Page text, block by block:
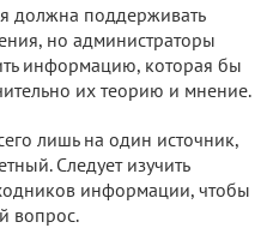
должна поддерживать
но администраторы
информацию, которая бы
их теорию и мнение.
лишь на один источник,
Следует изучить
информации, чтобы
вопрос.